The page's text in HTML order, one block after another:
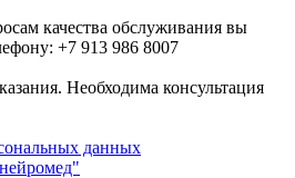
качества обслуживания вы
+7 913 986 8007
Необходима консультация
данных